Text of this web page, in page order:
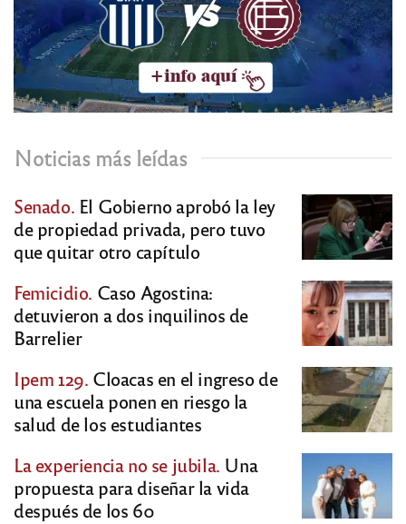
Noticias más leídas
Senado. El Gobierno aprobó la ley
de propiedad privada, pero tuvo
que quitar otro capítulo
Femicidio. Caso Agostina:
detuvieron a dos inquilinos de
Barrelier
Ipem 129. Cloacas en el ingreso de
una escuela ponen en riesgo la
salud de los estudiantes
La experiencia no se jubila. Una
propuesta para diseñar la vida
después de los 60